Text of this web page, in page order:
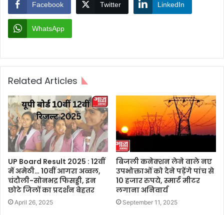
Facebook Twitter LinkedIn
WhatsApp
Related Articles
UP Board Result 2025 : 12वीं
में अमेठी… 10वीं आगरा अव्वल,
चंदौली-सोनभद्र फिसड्डी, इन
छोटे जिलों का प्रदर्शन बेहतर
April 26, 2025
बिजली कनेक्शन लेने वाले नए
उपभोक्ताओं को देने पड़ेंगे पांच से
10 हजार रुपये, स्मार्ट मीटर
लगाना अनिवार्य
September 11, 2025